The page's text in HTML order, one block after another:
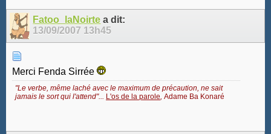
Fatoo_laNoirte a dit:
13/09/2007 13h45
Merci Fenda Sirrée
"Le verbe, même laché avec le maximum de précaution, ne sait
jamais le sort qui l'attend"... L'os de la parole, Adame Ba Konaré